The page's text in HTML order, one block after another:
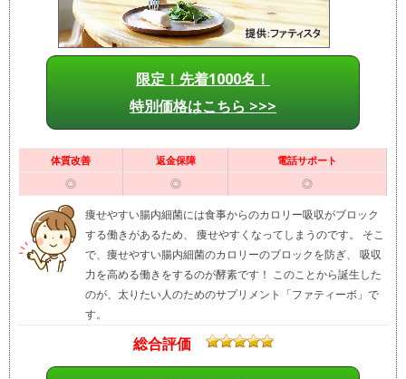
限定！先着1000名！
特別価格はこちら >>>
体質改善 返金保障 電話サポート
◎ ◎
◎
痩せやすい腸内細菌には食事からのカロリー吸収がブロック
する働きがあるため、 痩せやすくなってしまうのです。 そこ
で、痩せやすい腸内細菌のカロリーのブロックを防ぎ、 吸収
力を高める働きをするのが酵素です！ このことから誕生した
のが、太りたい人のためのサプリメント「ファティーボ」で
す。
総合評価